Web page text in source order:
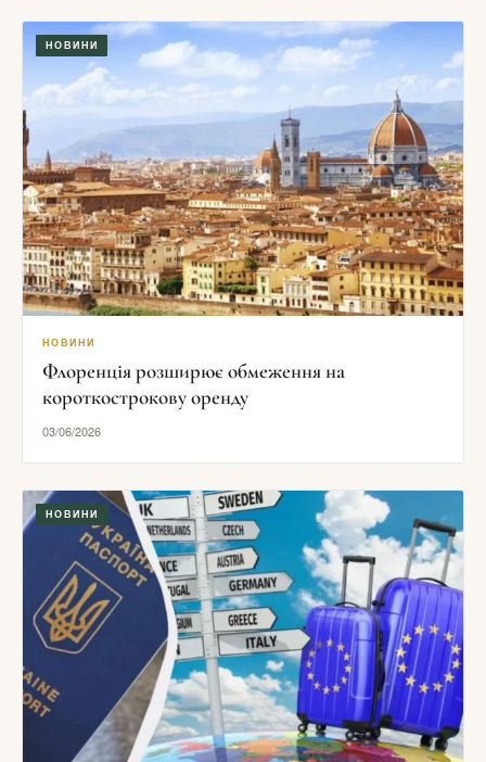
НОВИНИ
НОВИНИ
Флоренція розширює обмеження на
короткострокову оренду
03/06/2026
НОВИНИ